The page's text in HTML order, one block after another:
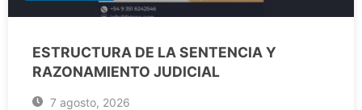
ESTRUCTURA DE LA SENTENCIA Y
RAZONAMIENTO JUDICIAL
7 agosto, 2026